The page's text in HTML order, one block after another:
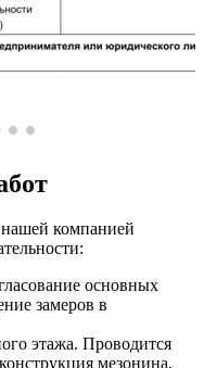
нашей компанией
основных
замеров в
этажа. Проводится
мезонина,